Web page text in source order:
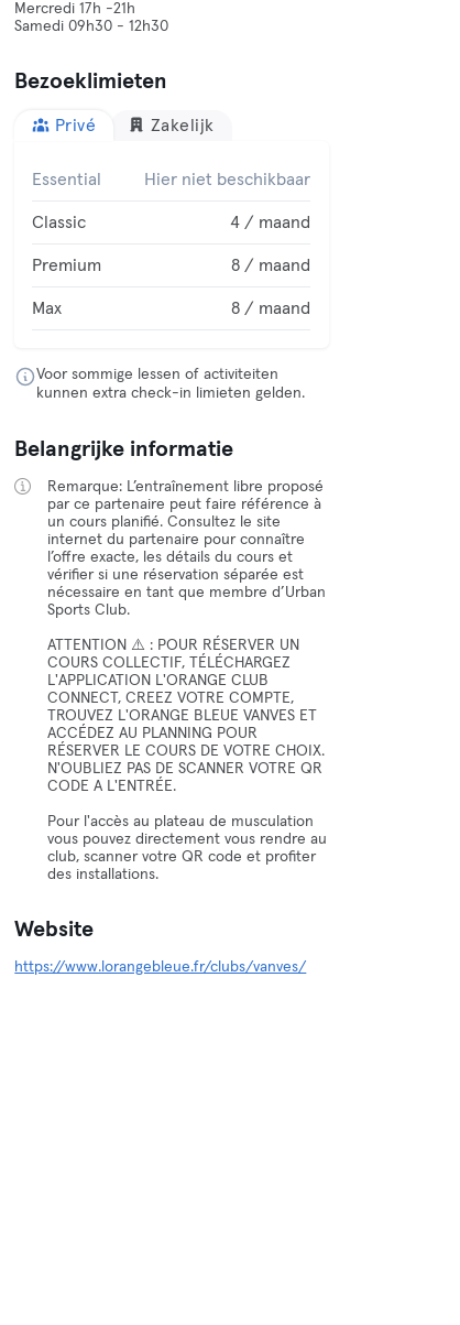
Mercredi 17h -21h
Samedi 09h30 - 12h30
Bezoeklimieten
Privé Zakelijk
Essential Hier niet beschikbaar
Classic 4 / maand
Premium 8 / maand
Max 8 / maand
Voor sommige lessen of activiteiten
kunnen extra check-in limieten gelden.
Belangrijke informatie
Remarque: L’entraînement libre proposé
par ce partenaire peut faire référence à
un cours planifié. Consultez le site
internet du partenaire pour connaître
l’offre exacte, les détails du cours et
vérifier si une réservation séparée est
nécessaire en tant que membre d’Urban
Sports Club.
ATTENTION ⚠️ : POUR RÉSERVER UN
COURS COLLECTIF, TÉLÉCHARGEZ
L'APPLICATION L'ORANGE CLUB
CONNECT, CREEZ VOTRE COMPTE,
TROUVEZ L'ORANGE BLEUE VANVES ET
ACCÉDEZ AU PLANNING POUR
RÉSERVER LE COURS DE VOTRE CHOIX.
N'OUBLIEZ PAS DE SCANNER VOTRE QR
CODE A L'ENTRÉE.
Pour l'accès au plateau de musculation
vous pouvez directement vous rendre au
club, scanner votre QR code et profiter
des installations.
Website
https://www.lorangebleue.fr/clubs/vanves/